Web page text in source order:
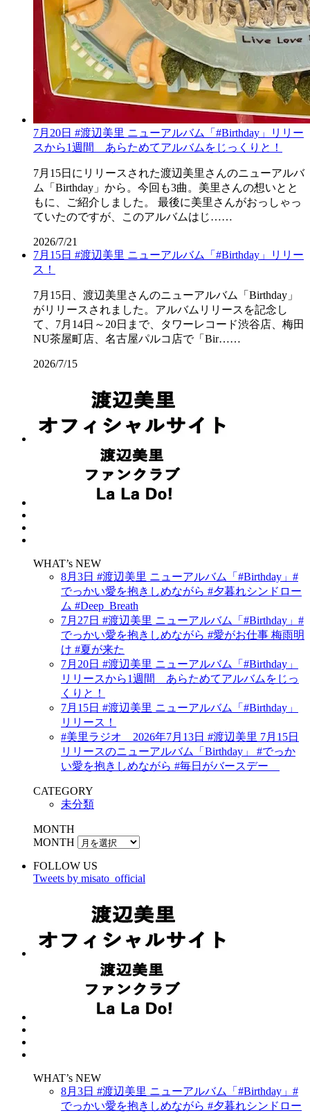
7月20日 #渡辺美里 ニューアルバム「#Birthday」リリー
スから1週間 あらためてアルバムをじっくりと！
7月15日にリリースされた渡辺美里さんのニューアルバ
ム「Birthday」から。今回も3曲。美里さんの想いとと
もに、ご紹介しました。 最後に美里さんがおっしゃっ
ていたのですが、このアルバムはじ……
2026/7/21
7月15日 #渡辺美里 ニューアルバム「#Birthday」リリー
ス！
7月15日、渡辺美里さんのニューアルバム「Birthday」
がリリースされました。アルバムリリースを記念し
て、7月14日～20日まで、タワーレコード渋谷店、梅田
NU茶屋町店、名古屋パルコ店で「Bir……
2026/7/15
WHAT’s NEW
8月3日 #渡辺美里 ニューアルバム「#Birthday」#
でっかい愛を抱きしめながら #夕暮れシンドロー
ム #Deep_Breath
7月27日 #渡辺美里 ニューアルバム「#Birthday」#
でっかい愛を抱きしめながら #愛がお仕事 梅雨明
け #夏が来た
7月20日 #渡辺美里 ニューアルバム「#Birthday」
リリースから1週間 あらためてアルバムをじっ
くりと！
7月15日 #渡辺美里 ニューアルバム「#Birthday」
リリース！
#美里ラジオ 2026年7月13日 #渡辺美里 7月15日
リリースのニューアルバム「Birthday」 #でっか
い愛を抱きしめながら #毎日がバースデー
CATEGORY
未分類
MONTH
MONTH
FOLLOW US
Tweets by misato_official
WHAT’s NEW
8月3日 #渡辺美里 ニューアルバム「#Birthday」#
でっかい愛を抱きしめながら #夕暮れシンドロー